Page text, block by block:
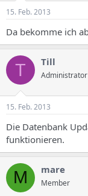
15. Feb. 2013
Da bekomme ich
T Till
Administrator
15. Feb. 2013
Die Datenbank
funktionieren.
M mare
Member